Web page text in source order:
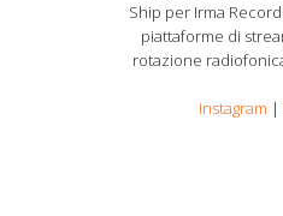
Ship per Irma
piattaforme di
rotazione
Instagram |